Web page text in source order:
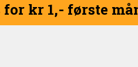
kr 1,- første